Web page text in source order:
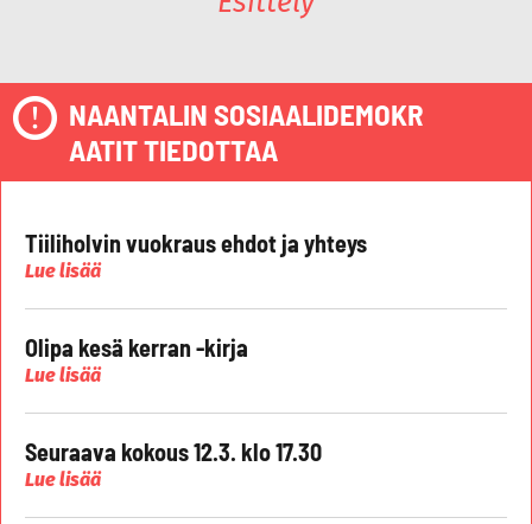
NAANTALIN SOSIAALIDEMOKR
AATIT TIEDOTTAA
Tiiliholvin vuokraus ehdot ja yhteys
Lue lisää
Olipa kesä kerran -kirja
Lue lisää
Seuraava kokous 12.3. klo 17.30
Lue lisää